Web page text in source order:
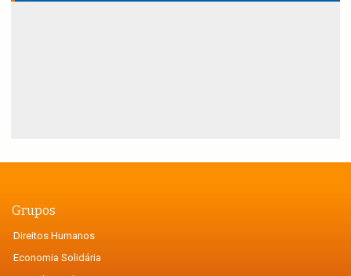
Grupos
Direitos Humanos
Economia Solidária